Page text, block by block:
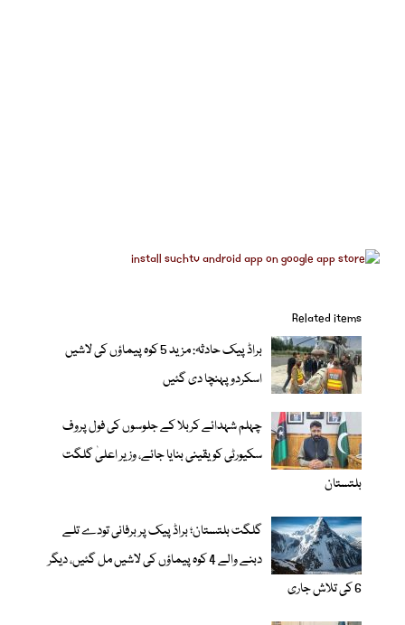
Related items
براڈ پیک حادثہ: مزید 5 کوہ پیماؤں کی لاشیں
اسکردو پہنچا دی گئیں
چہلم شہدائے کربلا کے جلوسوں کی فول پروف
سکیورٹی کو یقینی بنایا جائے، وزیر اعلیٰ گلگت
بلتستان
گلگت بلتستان؛ براڈ پیک پر برفانی تودے تلے
دبنے والے 4 کوہ پیماؤں کی لاشیں مل گئیں، دیگر
6 کی تلاش جاری